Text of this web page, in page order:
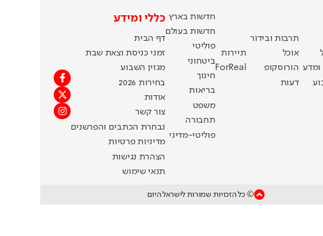
תרבות ובידור
אוכל
תיירות
ומדע הורוסקופ
ForReal
דעות
חדשות בארץ
חדשות בעולם
פוליטי
ביטחוני
חינוך
בריאות
משפט
תחבורה
פוליטי-מדיני
כללי ומידע
דף הבית
זמני כניסת וצאת שבת
מגזין השבוע
בחירות 2026
אודות
צור קשר
נבחרת הכתבים והפרשנים
מדיניות פרטיות
הצהרת נגישות
תנאי שימוש
© כל הזכויות שמורות לישראל היום